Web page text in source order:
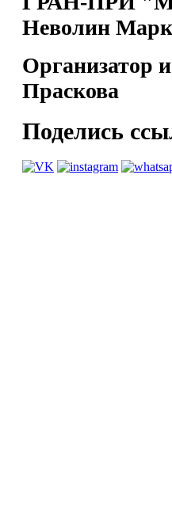
Неволин Марк
Организатор
Праскова
Поделись